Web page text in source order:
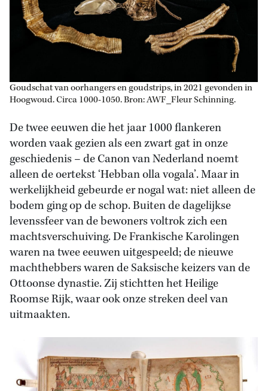
Goudschat van oorhangers en goudstrips, in 2021 gevonden in
Hoogwoud. Circa 1000-1050. Bron: AWF_Fleur Schinning.
De twee eeuwen die het jaar 1000 flankeren
worden vaak gezien als een zwart gat in onze
geschiedenis – de Canon van Nederland noemt
alleen de oertekst ‘Hebban olla vogala’. Maar in
werkelijkheid gebeurde er nogal wat: niet alleen de
bodem ging op de schop. Buiten de dagelijkse
levenssfeer van de bewoners voltrok zich een
machtsverschuiving. De Frankische Karolingen
waren na twee eeuwen uitgespeeld; de nieuwe
machthebbers waren de Saksische keizers van de
Ottoonse dynastie. Zij stichtten het Heilige
Roomse Rijk, waar ook onze streken deel van
uitmaakten.